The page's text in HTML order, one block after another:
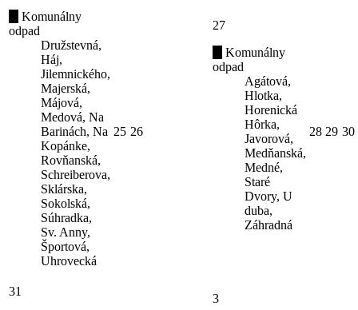
Komunálny
odpad
Družstevná,
Háj,
Jilemnického,
Majerská,
Májová,
Medová, Na
Barinách, Na
Kopánke,
Rovňanská,
Schreiberova,
Sklárska,
Sokolská,
Súhradka,
Sv. Anny,
Športová,
Uhrovecká
25 26
27
Komunálny
odpad
Agátová,
Hlotka,
Horenická
Hôrka,
Javorová,
Medňanská,
Medné,
Staré
Dvory, U
duba,
Záhradná
28 29 30
31
3